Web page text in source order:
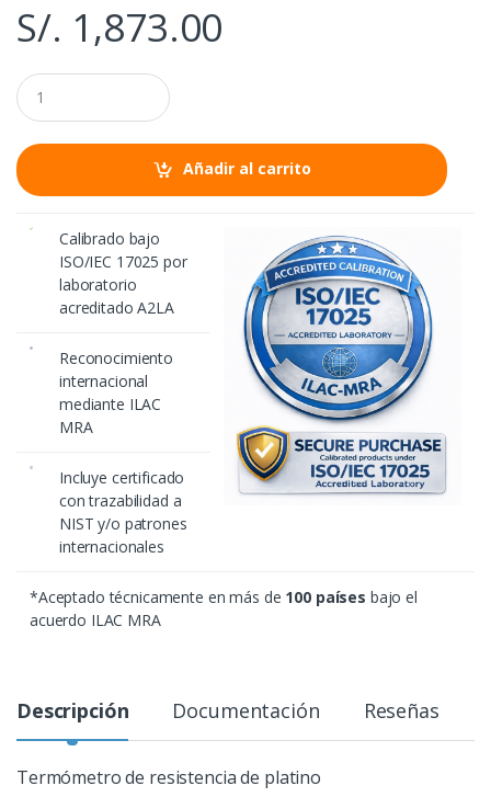
S/. 1,873.00
C
a
n
i
d
Añadir al carrito
Calibrado bajo
ISO/IEC 17025 por
laboratorio
acreditado A2LA
Reconocimiento
internacional
mediante ILAC
MRA
Incluye certificado
con trazabilidad a
NIST y/o patrones
internacionales
*Aceptado técnicamente en más de 100 países bajo el
acuerdo ILAC MRA
Descripción Documentación Reseñas
Termómetro de resistencia de platino